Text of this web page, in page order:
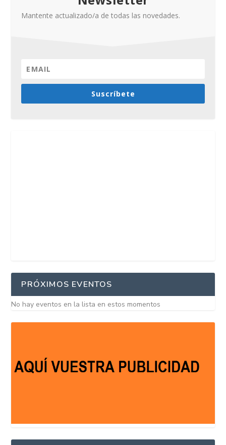
Mantente actualizado/a de todas las novedades.
Suscríbete
PRÓXIMOS EVENTOS
No hay eventos en la lista en estos momentos